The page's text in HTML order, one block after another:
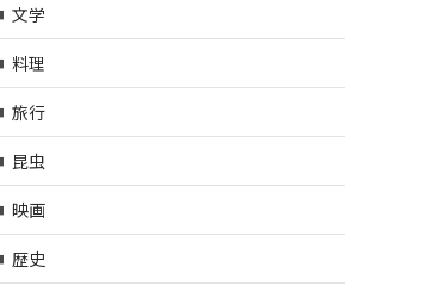
文学
料理
旅行
昆虫
映画
歴史